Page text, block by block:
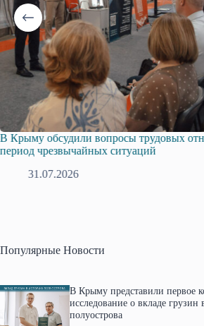
В Крыму обсудили вопросы трудовых
период чрезвычайных ситуаций
31.07.2026
Популярные Новости
В Крыму представили первое
исследование о вкладе грузин
полуострова